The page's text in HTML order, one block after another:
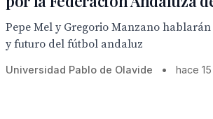
Pepe Mel y Gregorio Manzano
y futuro del fútbol andaluz
Universidad Pablo de Olavide • hace